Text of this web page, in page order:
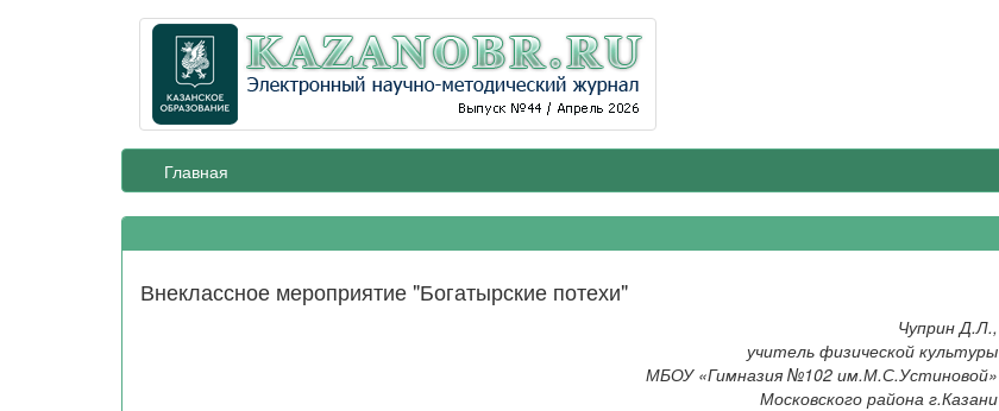
Главная
Внеклассное мероприятие "Богатырские потехи"
Чуприн Д.Л.,
учитель физической культуры
МБОУ «Гимназия №102 им.М.С.Устиновой»
Московского района г.Казани